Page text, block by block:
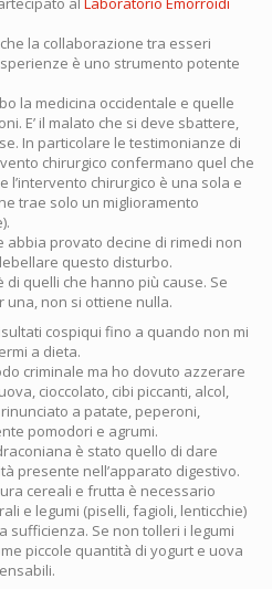
la collaborazione tra esseri
è uno strumento potente
la medicina occidentale e quelle
E’ il malato che si deve sbattere,
In particolare le testimonianze di
chirurgico confermano quel che
l’intervento chirurgico è una sola e
trae solo un miglioramento
provato decine di rimedi non
questo disturbo.
quelli che hanno più cause. Se
non si ottiene nulla.
cospiqui fino a quando non mi
a dieta.
criminale ma ho dovuto azzerare
cioccolato, cibi piccanti, alcol,
a patate, peperoni,
pomodori e agrumi.
è stato quello di dare
presente nell’apparato digestivo.
cereali e frutta è necessario
e legumi (piselli, fagioli, lenticchie)
sufficienza. Se non tolleri i legumi
piccole quantità di yogurt e uova